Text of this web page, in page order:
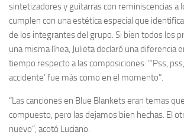
sintetizadores y guitarras con reminiscencias a
cumplen con una estética especial que
de los integrantes del grupo. Si bien todos los
una misma línea, Julieta declaró una diferencia
tiempo respecto a las composiciones: “‘Pss,
accidente’ fue más como en el momento”.
“Las canciones en Blue Blankets eran temas
compuesto, pero las dejamos bien hechas. El
nuevo”, acotó Luciano.